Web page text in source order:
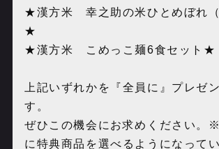
★漢方米 幸之助の米ひとめぼれ
★
★漢方米 こめっこ麺6食セット★
上記いずれかを『全員に』プレゼ
す。
ぜひこの機会にお求めください。
に特典商品を選べるようになってい